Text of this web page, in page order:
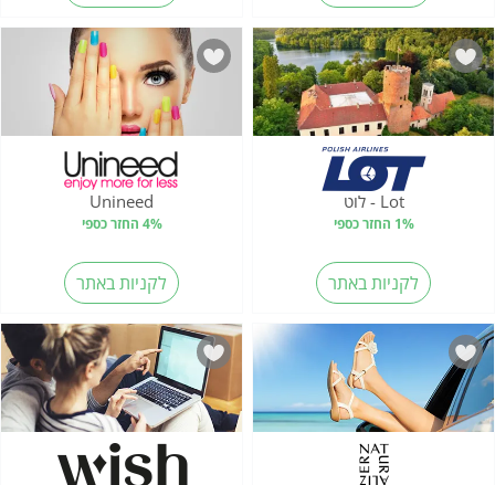
Lot - לוט
1% החזר כספי
לקניות באתר
Unineed
4% החזר כספי
לקניות באתר